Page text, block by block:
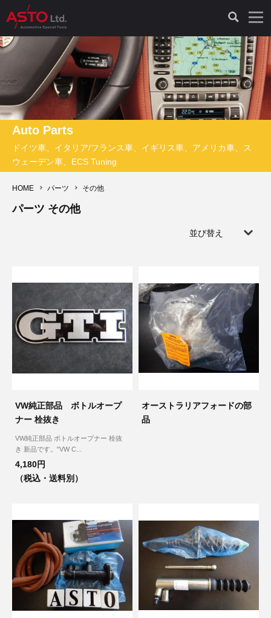
LAUNCH製品（65）
診断機（16）
キープログラマー（4）
EV 専用 整備機器（11）
ADAS（7）
オプション品（17）
その他（9）
車両診断ツール（91）
診断テスター（10）
キープログラマー（20）
内視カメラ（6）
スモークテスター（4）
安定化電源ユニット（8）
古い車両用診断テスター（10）
バイク用診断テスター（7）
その他（20）
自動車工具（481）
HCB TOOLS（45）
AST TOOLS（51）
Hubitools（17）
LASER（39）
ドイツ車（211）
イギリス車（23）
アメリカ車（15）
スウェーデン車（20）
汎用（89）
バッテリーチャージャー（4）
ディーゼルインジェクター&グロープラグ ツール（7）
3D プリンターペン（8）
測定機器（38）
オシロスコープ（2）
オシロ関連商品（9）
シミュレータ（19）
パーツ（1047）
ドイツ車（427）
イタリア/フランス車（145）
イギリス車（26）
アメリカ車（60）
スウェーデン車（45）
ロシア（8）
ブレーキキャリパーリペアキット（368）
キー関連（19）
ライト関連（6）
特殊リペア（161）
現品修理（77）
リビルト品（58）
クローン作製（20）
コントロールユニット初期化（3）
イモビライザーOFF（1）
PicoScope（25）
オシロスコープ（10）
アクセサリー（13）
その他（2）
HOME パーツ その他
パーツ その他
Auto Parts
ドイツ車、イタリア/フランス車、イギリス車、アメリカ車、ス
ウェーデン車、ECS Tuning
並び替え
VW純正部品 ボトルオープ
ナー 栓抜き
VW純正部品 ボトルオープナー 栓抜
き 新品です。"VW C...
4,180円
（税込・送料別）
オーストラリアフォードの部
品